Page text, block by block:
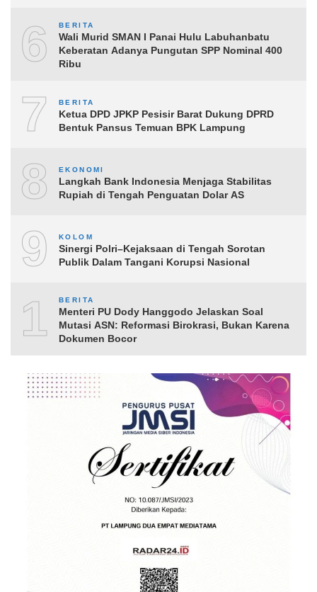
6 BERITA
Wali Murid SMAN I Panai Hulu Labuhanbatu
Keberatan Adanya Pungutan SPP Nominal 400
Ribu
7 BERITA
Ketua DPD JPKP Pesisir Barat Dukung DPRD
Bentuk Pansus Temuan BPK Lampung
8 EKONOMI
Langkah Bank Indonesia Menjaga Stabilitas
Rupiah di Tengah Penguatan Dolar AS
9 KOLOM
Sinergi Polri–Kejaksaan di Tengah Sorotan
Publik Dalam Tangani Korupsi Nasional
10BERITA
Menteri PU Dody Hanggodo Jelaskan Soal
Mutasi ASN: Reformasi Birokrasi, Bukan Karena
Dokumen Bocor